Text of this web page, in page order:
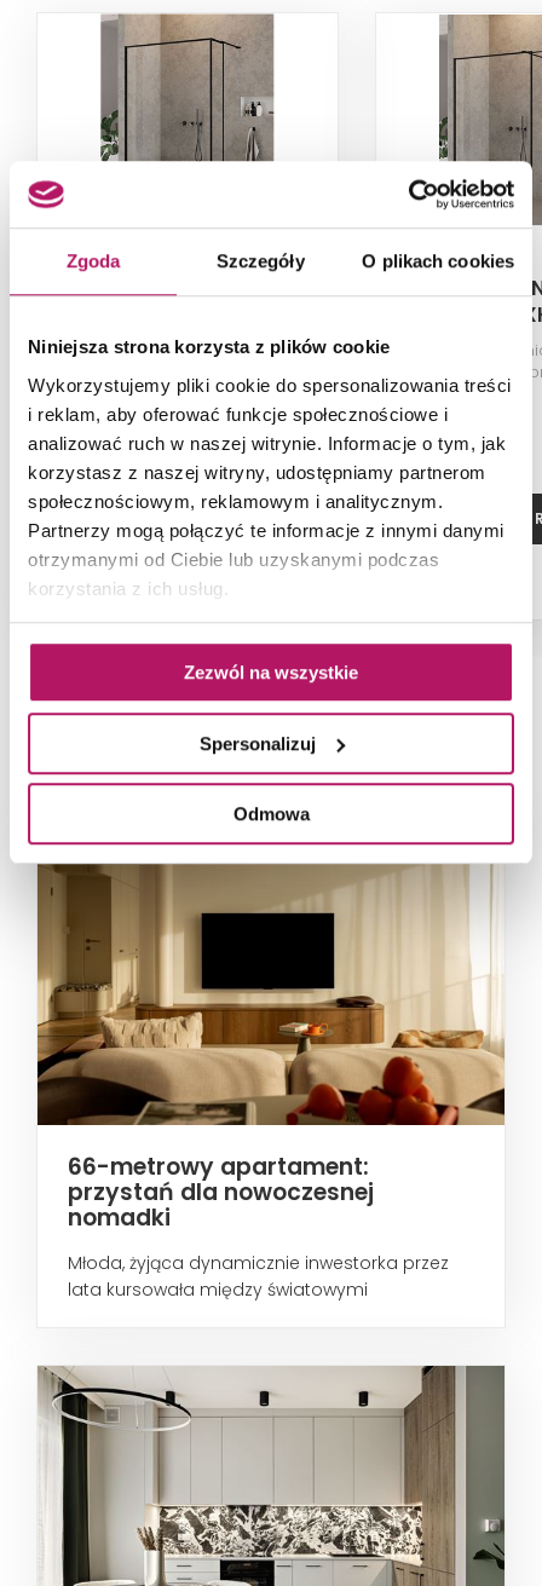
Zgoda Szczegóły O plikach cookies
Niniejsza strona korzysta z plików cookie
Wykorzystujemy pliki cookie do spersonalizowania treści
i reklam, aby oferować funkcje społecznościowe i
analizować ruch w naszej witrynie. Informacje o tym, jak
korzystasz z naszej witryny, udostępniamy partnerom
społecznościowym, reklamowym i analitycznym.
Partnerzy mogą połączyć te informacje z innymi danymi
otrzymanymi od Ciebie lub uzyskanymi podczas
korzystania z ich usług.
Zezwól na wszystkie
Spersonalizuj
Odmowa
New Trendy New Modus
Ścianka prysznicowa 1, 120x200
ZOBACZ PRODUKT
New Trendy
Black
Kabina
przezroczyste,
ZOBACZ
NAJNOWSZE ARTYKUŁY
66-metrowy apartament:
przystań dla nowoczesnej
nomadki
Młoda, żyjąca dynamicznie inwestorka przez
lata kursowała między światowymi